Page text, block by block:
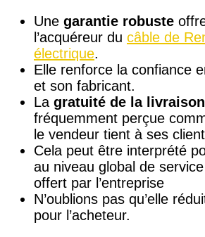
Une garantie robuste
l’acquéreur du câble de
électrique.
Elle renforce la confiance
et son fabricant.
La gratuité de la livraison
fréquemment perçue
le vendeur tient à ses
Cela peut être interprété
au niveau global de
offert par l’entreprise
N’oublions pas qu’elle
pour l’acheteur.